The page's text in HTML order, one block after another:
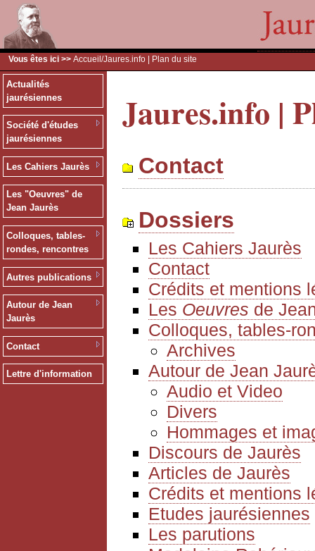
Vous êtes ici >> Accueil /Jaures.info | Plan du site
Actualités
jaurésiennes
Société d'études
jaurésiennes
Les Cahiers Jaurès
Les "Oeuvres" de
Jean Jaurès
Colloques, tables-
rondes, rencontres
Autres publications
Autour de Jean
Jaurès
Contact
Lettre d'information
Jaures.info |
Contact
Dossiers
Les Cahiers Jaurès
Contact
Crédits et mentions
Les Oeuvres de
Colloques, tables-
Archives
Autour de Jean
Audio et Video
Divers
Hommages et
Discours de Jaurès
Articles de Jaurès
Crédits et mentions
Etudes jaurésiennes
Les parutions